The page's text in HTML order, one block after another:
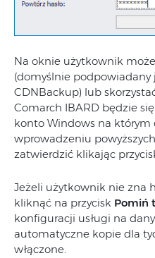
Na oknie użytkownik
(domyślnie
CDNBackup) lub
Comarch IBARD będzie
konto Windows na którym
wprowadzeniu
zatwierdzić klikając
Jeżeli użytkownik nie zna
kliknąć na przycisk Pomiń
konfiguracji usługi na
automatyczne kopie dla
włączone.